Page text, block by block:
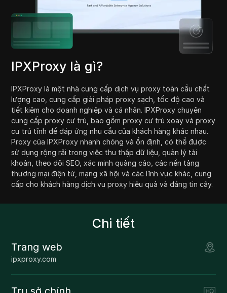
IPXProxy là gì?
IPXProxy là một nhà cung cấp dịch vụ proxy toàn cầu chất
lượng cao, cung cấp giải pháp proxy sạch, tốc độ cao và
tiết kiệm cho doanh nghiệp và cá nhân. IPXProxy chuyên
cung cấp proxy cư trú, bao gồm proxy cư trú xoay và proxy
cư trú tĩnh để đáp ứng nhu cầu của khách hàng khác nhau.
Proxy của IPXProxy nhanh chóng và ổn định, có thể được
sử dụng rộng rãi trong việc thu thập dữ liệu, quản lý tài
khoản, theo dõi SEO, xác minh quảng cáo, các nền tảng
thương mại điện tử, mạng xã hội và các lĩnh vực khác, cung
cấp cho khách hàng dịch vụ proxy hiệu quả và đáng tin cậy.
Chi tiết
Trang web
ipxproxy.com